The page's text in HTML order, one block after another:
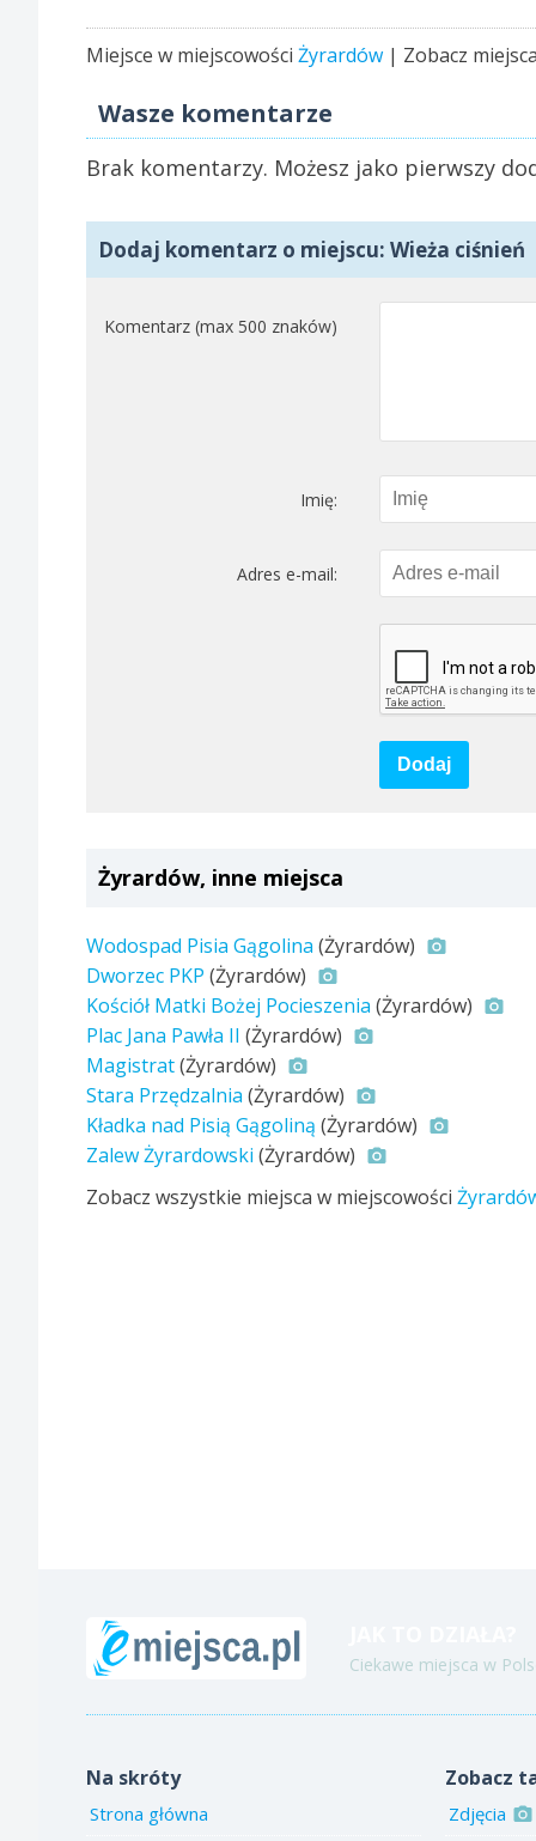
Miejsce w miejscowości Żyrardów | Zobacz
Wasze komentarze
Brak komentarzy. Możesz jako pierwszy
Dodaj komentarz o miejscu: Wieża ciśnień
Komentarz (max 500 znaków)
Imię:
Adres e-mail:
Dodaj
Żyrardów, inne miejsca
Wodospad Pisia Gągolina (Żyrardów)
Dworzec PKP (Żyrardów)
Kościół Matki Bożej Pocieszenia (Żyrardów)
Plac Jana Pawła II (Żyrardów)
Magistrat(Żyrardów)
Stara Przędzalnia (Żyrardów)
Kładka nad Pisią Gągoliną (Żyrardów)
Zalew Żyrardowski (Żyrardów)
Zobacz wszystkie miejsca w miejscowości
Ciekawe miejsca w
Na skróty
Strona główna
Zobacz
Zdjęcia